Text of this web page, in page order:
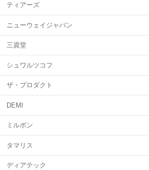
ティアーズ
ニューウェイジャパン
三資堂
シュワルツコフ
ザ・プロダクト
DEMI
ミルボン
タマリス
ディアテック